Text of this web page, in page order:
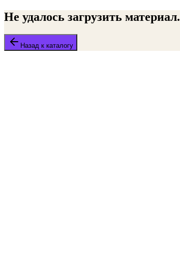
Не удалось загрузить материал.
Назад к каталогу